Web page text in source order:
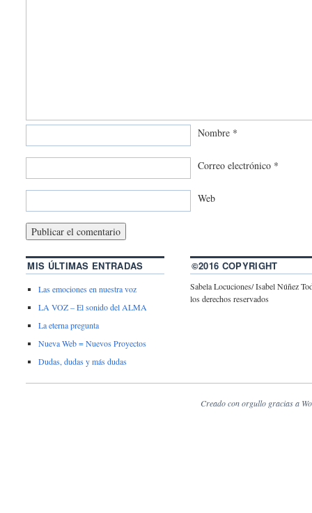
Nombre *
Correo electrónico *
Web
MIS ÚLTIMAS ENTRADAS
Las emociones en nuestra voz
LA VOZ – El sonido del ALMA
La eterna pregunta
Nueva Web = Nuevos Proyectos
Dudas, dudas y más dudas
©2016 COPYRIGHT
Sabela Locuciones/ Isabel Núñez
los derechos reservados
Creado con orgullo gracias a